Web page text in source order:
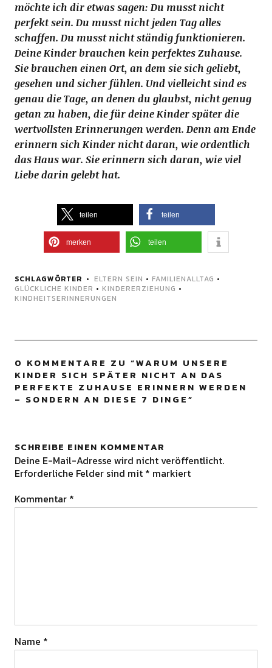
möchte ich dir etwas sagen: Du musst nicht
perfekt sein. Du musst nicht jeden Tag alles
schaffen. Du musst nicht ständig funktionieren.
Deine Kinder brauchen kein perfektes Zuhause.
Sie brauchen einen Ort, an dem sie sich geliebt,
gesehen und sicher fühlen. Und vielleicht sind es
genau die Tage, an denen du glaubst, nicht genug
getan zu haben, die für deine Kinder später die
wertvollsten Erinnerungen werden. Denn am Ende
erinnern sich Kinder nicht daran, wie ordentlich
das Haus war. Sie erinnern sich daran, wie viel
Liebe darin gelebt hat.
teilen teilen
merken teilen
SCHLAGWÖRTER ELTERN SEIN • FAMILIENALLTAG •
GLÜCKLICHE KINDER • KINDERERZIEHUNG •
KINDHEITSERINNERUNGEN
0 KOMMENTARE ZU “WARUM UNSERE
KINDER SICH SPÄTER NICHT AN DAS
PERFEKTE ZUHAUSE ERINNERN WERDEN
– SONDERN AN DIESE 7 DINGE”
SCHREIBE EINEN KOMMENTAR
Deine E-Mail-Adresse wird nicht veröffentlicht.
Erforderliche Felder sind mit * markiert
Kommentar *
Name *